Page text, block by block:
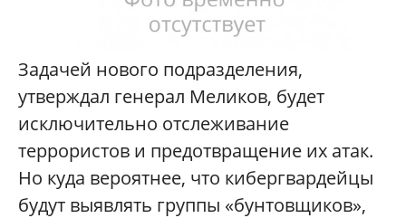
Задачей нового подразделения,
утверждал генерал Меликов, будет
исключительно отслеживание
террористов и предотвращение их атак.
Но куда вероятнее, что кибергвардейцы
будут выявлять группы «бунтовщиков»,